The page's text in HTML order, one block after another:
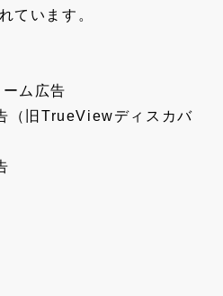
ています。
ム広告
（旧TrueViewディスカバ